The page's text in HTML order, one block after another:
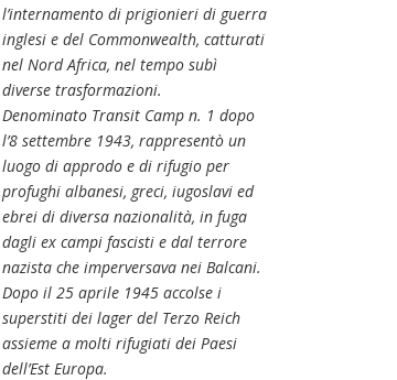
l’internamento di prigionieri di guerra
inglesi e del Commonwealth, catturati
nel Nord Africa, nel tempo subì
diverse trasformazioni.
Denominato Transit Camp n. 1 dopo
l’8 settembre 1943, rappresentò un
luogo di approdo e di rifugio per
profughi albanesi, greci, iugoslavi ed
ebrei di diversa nazionalità, in fuga
dagli ex campi fascisti e dal terrore
nazista che imperversava nei Balcani.
Dopo il 25 aprile 1945 accolse i
superstiti dei lager del Terzo Reich
assieme a molti rifugiati dei Paesi
dell’Est Europa.